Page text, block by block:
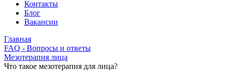
Контакты
Блог
Вакансии
Главная
FAQ - Вопросы и ответы
Мезотерапия лица
Что такое мезотерапия для лица?